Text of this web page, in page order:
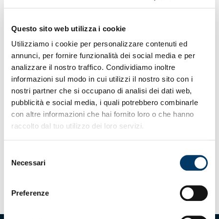
Questo sito web utilizza i cookie
Utilizziamo i cookie per personalizzare contenuti ed
annunci, per fornire funzionalità dei social media e per
analizzare il nostro traffico. Condividiamo inoltre
informazioni sul modo in cui utilizzi il nostro sito con i
nostri partner che si occupano di analisi dei dati web,
pubblicità e social media, i quali potrebbero combinarle
con altre informazioni che hai fornito loro o che hanno
raccolto dal tuo utilizzo dei loro servizi.
delNecessari
Preferenze
Accedi a MyGenoa
Una volta completata la registrazione, effettua
create
Visualizza il tuo QR Code